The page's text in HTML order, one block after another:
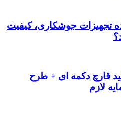
تجهیزات جوشکاری، کیفیت
قارچ دکمه ای + طرح
لازم